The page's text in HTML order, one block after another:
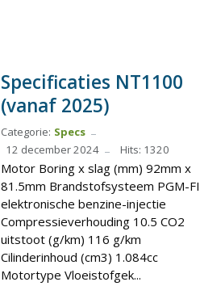
Specificaties NT1100
(vanaf 2025)
Categorie: Specs
12 december 2024
Hits: 1320
Motor Boring x slag (mm) 92mm x
81.5mm Brandstofsysteem PGM-FI
elektronische benzine-injectie
Compressieverhouding 10.5 CO2
uitstoot (g/km) 116 g/km
Cilinderinhoud (cm3) 1.084cc
Motortype Vloeistofgek...